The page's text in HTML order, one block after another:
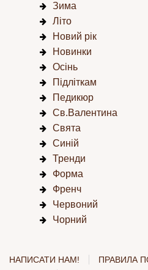
Зима
Літо
Новий рік
Новинки
Осінь
Підліткам
Педикюр
Св.Валентина
Свята
Синій
Тренди
Форма
Френч
Червоний
Чорний
НАПИСАТИ НАМ!
ПРАВИЛА